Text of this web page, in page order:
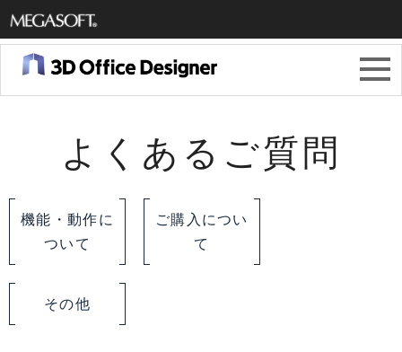
メガソ
フト株
式会社よくあるご質問
機能・動作に
ついて
ご購入につい
て
その他